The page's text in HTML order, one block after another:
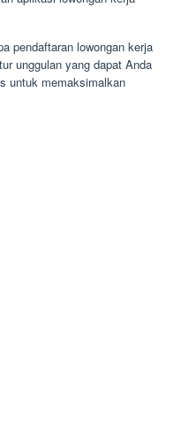
pendaftaran lowongan kerja
unggulan yang dapat Anda
untuk memaksimalkan